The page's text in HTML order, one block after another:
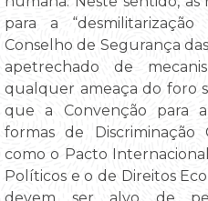
para a
Conselho de Segurança
apetrechado de
qualquer ameaça do foro
que a Convenção para
formas de
como o Pacto
Políticos e o de Direitos
devem ser alvo de